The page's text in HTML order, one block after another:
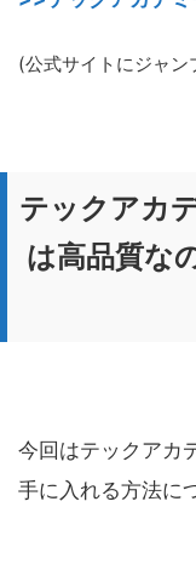
(公式サイトにジャン
テックアカ
は高品質な
今回はテックアカ
手に入れる方法に